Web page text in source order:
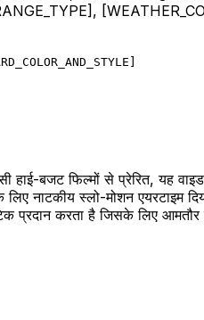
,
हाई-बजट फिल्मों से प्रेरित, यह
नाटकीय स्लो-मोशन एयरटाइम
करता है जिसके लिए आमतौर